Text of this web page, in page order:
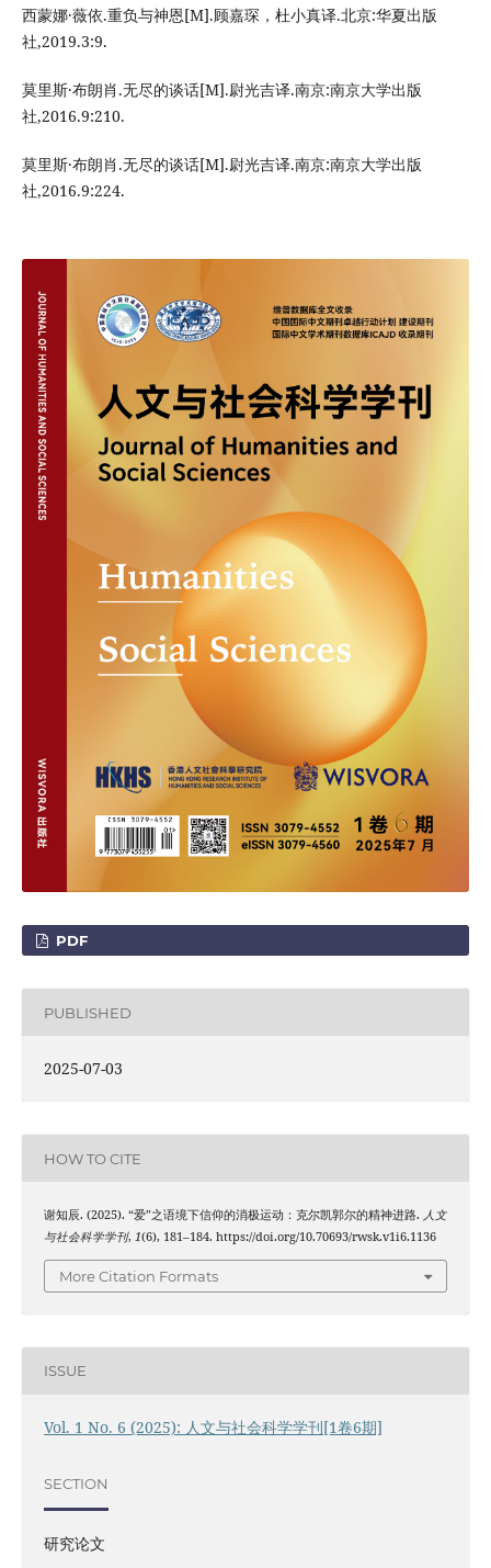
西蒙娜·薇依.重负与神恩[M].顾嘉琛，杜小真译.北京:华夏出版
社,2019.3:9.
莫里斯·布朗肖.无尽的谈话[M].尉光吉译.南京:南京大学出版
社,2016.9:210.
莫里斯·布朗肖.无尽的谈话[M].尉光吉译.南京:南京大学出版
社,2016.9:224.
PDF
PUBLISHED
2025-07-03
HOW TO CITE
谢知辰. (2025). “爱”之语境下信仰的消极运动：克尔凯郭尔的精神进路. 人文
与社会科学学刊, 1(6), 181–184. https://doi.org/10.70693/rwsk.v1i6.1136
More Citation Formats
ISSUE
Vol. 1 No. 6 (2025): 人文与社会科学学刊[1卷6期]
SECTION
研究论文